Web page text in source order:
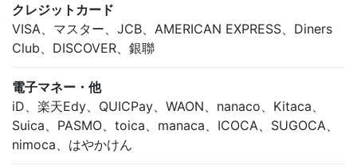
クレジットカード
VISA、マスター、JCB、AMERICAN EXPRESS、Diners
Club、DISCOVER、銀聯
電子マネー・他
iD、楽天Edy、QUICPay、WAON、nanaco、Kitaca、
Suica、PASMO、toica、manaca、ICOCA、SUGOCA、
nimoca、はやかけん